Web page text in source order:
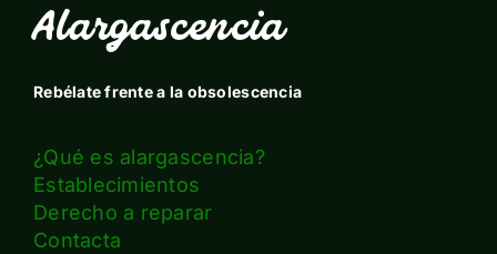
Alargascencia
Rebélate frente a la obsolescencia
¿Qué es alargascencia?
Establecimientos
Derecho a reparar
Contacta